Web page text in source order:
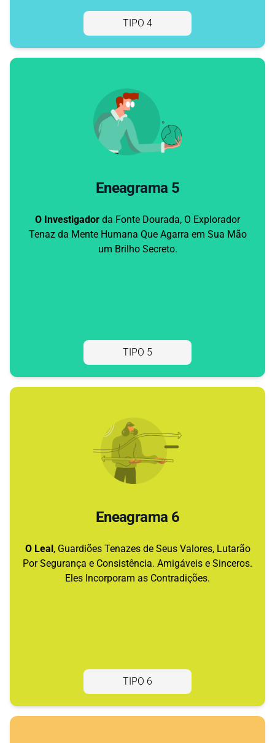
TIPO 4
Eneagrama 5
O Investigador da Fonte Dourada, O Explorador
Tenaz da Mente Humana Que Agarra em Sua Mão
um Brilho Secreto.
TIPO 5
Eneagrama 6
O Leal , Guardiões Tenazes de Seus Valores, Lutarão
Por Segurança e Consistência. Amigáveis e Sinceros.
Eles Incorporam as Contradições.
TIPO 6